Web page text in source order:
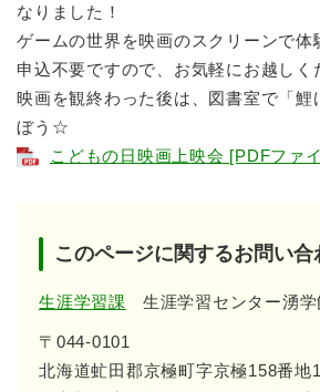
なりました！
ゲームの世界を映画のスクリーンで体
申込不要ですので、お気軽にお越しく
映画を観終わった後は、図書室で「鯉
ぼう☆
こどもの日映画上映会 [PDFファ
このページに関するお問い合
生涯学習課 生涯学習センター湧学
〒044-0101
北海道虻田郡京極町字京極158番地1